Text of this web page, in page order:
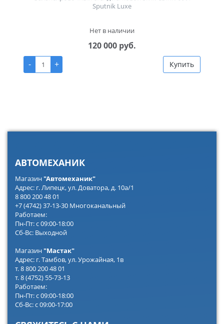
Sputnik Luxe
Нет в наличии
120 000 руб.
-
+ Купить
АВТОМЕХАНИК
Магазин"Автомеханик"
Адрес: г. Липецк, ул. Доватора, д. 10а/1
8 800 200 48 01
+7 (4742) 37-13-30 Многоканальный
Работаем:
Пн-Пт: с 09:00-18:00
Сб-Вс: Выходной
Магазин"Мастак"
Адрес: г. Тамбов, ул. Урожайная, 1в
т. 8 800 200 48 01
т. 8 (4752) 55-73-13
Работаем:
Пн-Пт: с 09:00-18:00
Сб-Вс: с 09:00-17:00